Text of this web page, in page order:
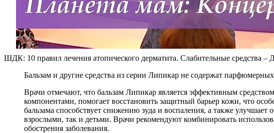
ШДК: 10 правил лечения атопического дерматита. Слабительные средства –
Бальзам и другие средства из серии Липикар не содержат
Врачи отмечают, что бальзам Липикар является эффективным
компонентами, помогает восстановить защитный барьер кожи, что
бальзама способствует снижению зуда и воспаления, а также
взрослыми, так и детьми. Врачи рекомендуют комбинировать
обострения заболевания.